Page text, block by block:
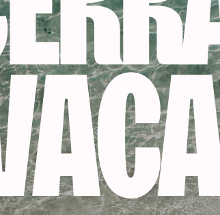
consultar a un médico. Evitar respirar
provocar una reacción alérgica.
-27%